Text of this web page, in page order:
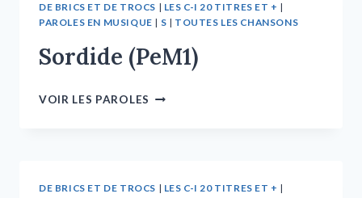
DE BRICS ET DE TROCS | LES C-I 20 TITRES ET + |
PAROLES EN MUSIQUE | S | TOUTES LES CHANSONS
Sordide (PeM1)
VOIR LES PAROLES
DE BRICS ET DE TROCS | LES C-I 20 TITRES ET + |